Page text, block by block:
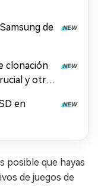
de
clonación
y otras
en
posible que hayas
de juegos de